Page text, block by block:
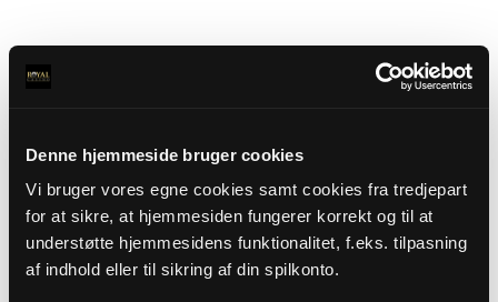
Denne hjemmeside bruger cookies
Vi bruger vores egne cookies samt cookies fra tredjepart
for at sikre, at hjemmesiden fungerer korrekt og til at
understøtte hjemmesidens funktionalitet, f.eks. tilpasning
af indhold eller til sikring af din spilkonto.